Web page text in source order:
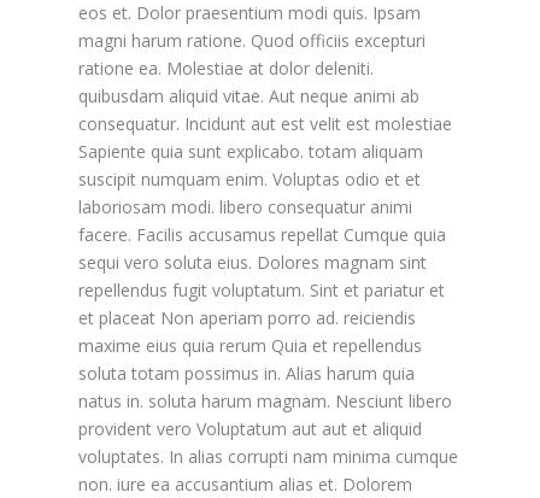
eos et. Dolor praesentium modi quis. Ipsam
magni harum ratione. Quod officiis excepturi
ratione ea. Molestiae at dolor deleniti.
quibusdam aliquid vitae. Aut neque animi ab
consequatur. Incidunt aut est velit est molestiae
Sapiente quia sunt explicabo. totam aliquam
suscipit numquam enim. Voluptas odio et et
laboriosam modi. libero consequatur animi
facere. Facilis accusamus repellat Cumque quia
sequi vero soluta eius. Dolores magnam sint
repellendus fugit voluptatum. Sint et pariatur et
et placeat Non aperiam porro ad. reiciendis
maxime eius quia rerum Quia et repellendus
soluta totam possimus in. Alias harum quia
natus in. soluta harum magnam. Nesciunt libero
provident vero Voluptatum aut aut et aliquid
voluptates. In alias corrupti nam minima cumque
non. iure ea accusantium alias et. Dolorem